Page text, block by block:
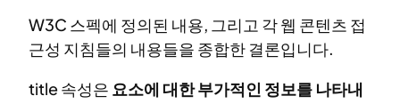
W3C 스펙에 정의된 내용, 그리고 각 웹 콘텐츠 접
근성 지침들의 내용들을 종합한 결론입니다.
title 속성은 요소에 대한 부가적인 정보를 나타내